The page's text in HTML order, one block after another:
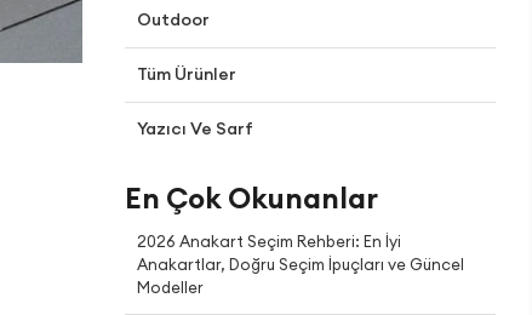
Outdoor
Tüm Ürünler
Yazıcı Ve Sarf
En Çok Okunanlar
2026 Anakart Seçim Rehberi: En İyi
Anakartlar, Doğru Seçim İpuçları ve Güncel
Modeller